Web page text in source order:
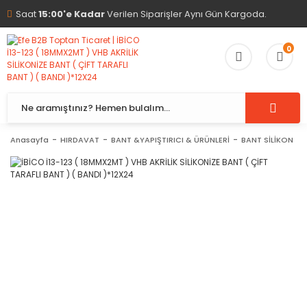
Saat15:00'e KadarVerilen Siparişler Aynı Gün Kargoda.
0
Anasayfa HIRDAVAT BANT &YAPIŞTIRICI & ÜRÜNLERİ BANT SİLİKON